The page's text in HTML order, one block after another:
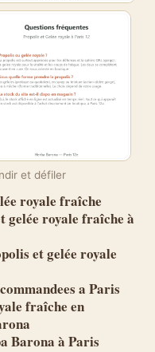
et défiler
royale fraîche
gelée royale fraîche à
et gelée royale
a Paris
fraîche en
Barona à Paris